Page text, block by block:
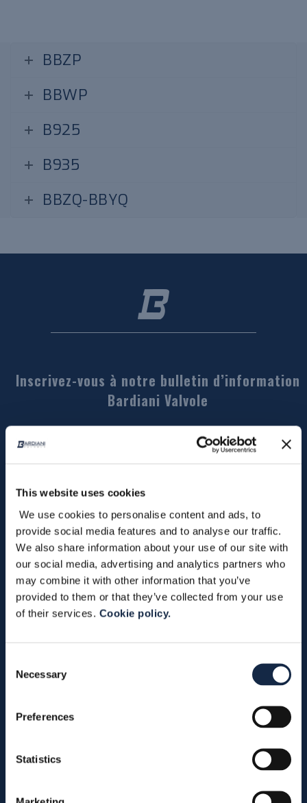
This website uses cookies
We use cookies to personalise content and ads, to
provide social media features and to analyse our traffic.
We also share information about your use of our site with
our social media, advertising and analytics partners who
may combine it with other information that you’ve
provided to them or that they’ve collected from your use
of their services. Cookie policy.
Selection
Necessary
Preferences
Statistics
BBZP
BBWP
B925
B935
BBZQ-BBYQ
Inscrivez-vous à notre bulletin d’information
Bardiani Valvole
*requis
Comme indiqué au point 3.2 de
Politique de confidentialité
consentement pour recevoir